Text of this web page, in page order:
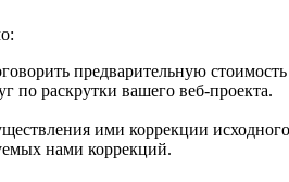
предварительную
по раскрутки вашего веб-проекта.
ими коррекции
нами коррекций.